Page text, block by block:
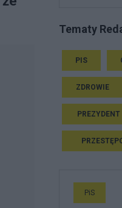
Tematy
PIS
ZDROWIE
PREZYDENT
PiS